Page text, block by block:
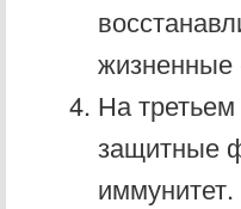
жизненные
На третьем
защитные